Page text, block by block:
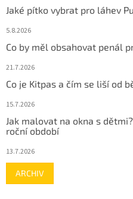
Jaké pítko vybrat pro láhev
5.8.2026
Co by měl obsahovat penál
21.7.2026
Co je Kitpas a čím se liší od
15.7.2026
Jak malovat na okna s
roční období
13.7.2026
ARCHIV